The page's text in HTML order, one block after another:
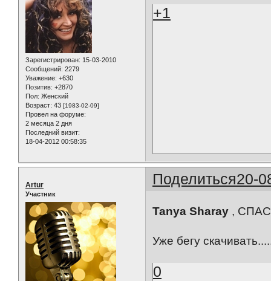
Зарегистрирован: 15-03-2010
Сообщений: 2279
Уважение: +630
Позитив: +2870
Пол: Женский
Возраст: 43 [1983-02-09]
Провел на форуме:
2 месяца 2 дня
Последний визит:
18-04-2012 00:58:35
+1
Поделиться20-
Artur
Участник
Tanya Sharay ,
Уже бегу
0